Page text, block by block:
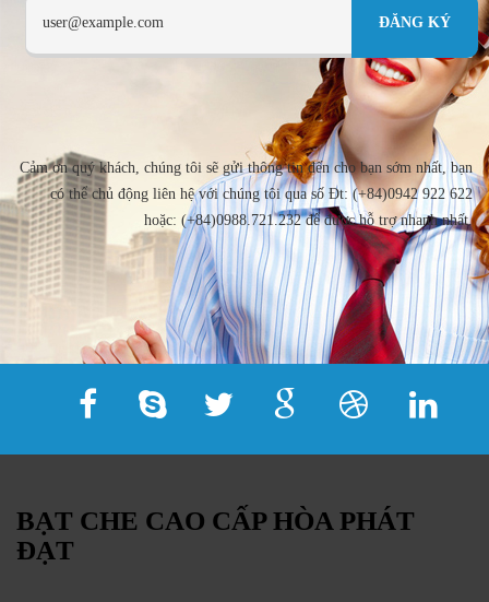
Cảm ơn quý khách, chúng tôi sẽ gửi thông tin đến cho bạn sớm nhất, bạn
có thể chủ động liên hệ với chúng tôi qua số Đt: (+84)0942 922 622
hoặc: (+84)0988.721.232 để được hỗ trợ nhanh nhất.
BẠT CHE CAO CẤP HÒA PHÁT
ĐẠT